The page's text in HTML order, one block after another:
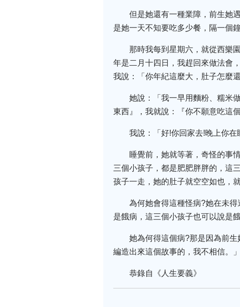
但是她還有一種業障，前生她
是她一天不知要吃多少餐，隔一個
那時我每到星期六，就從西樂
年是二月十四日，我趕回來做法會
我說：「你年紀這麼大，肚子怎麼
她說：「我一早用麵粉、糯米
東西』，我就說：『你不願意吃這
我說：「好!你回家去!晚上你在
睡覺前，她就等著，奇怪的事
三個小孩子，都是肥肥胖胖的，這
孩子一走，她的肚子就空空如也，就
為何她會得這種怪病?她在未
是餓病，這三個小孩子也可以說是
她為何得這個病?那是因為前
編造出來這個故事的，我不相信。
恭錄自《人生要義》